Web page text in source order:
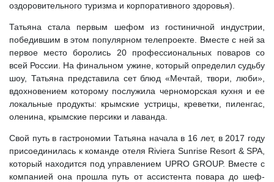
оздоровительного туризма и корпоративного здоровья).
Татьяна стала первым шефом из гостиничной индустрии,
победившим в этом популярном телепроекте. Вместе с ней за
первое место боролись 20 профессиональных поваров со
всей России. На финальном ужине, который определил судьбу
шоу, Татьяна представила сет блюд «Мечтай, твори, люби»,
вдохновением которому послужила черноморская кухня и ее
локальные продукты: крымские устрицы, креветки, пиленгас,
оленина, крымские персики и лаванда.
Свой путь в гастрономии Татьяна начала в 16 лет, в 2017 году
присоединилась к команде отеля Riviera Sunrise Resort & SPA,
который находится под управлением UPRO GROUP. Вместе с
компанией она прошла путь от ассистента повара до шеф-